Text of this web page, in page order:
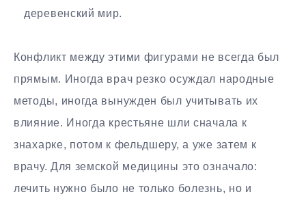
деревенский мир.
Конфликт между этими фигурами не всегда был
прямым. Иногда врач резко осуждал народные
методы, иногда вынужден был учитывать их
влияние. Иногда крестьяне шли сначала к
знахарке, потом к фельдшеру, а уже затем к
врачу. Для земской медицины это означало:
лечить нужно было не только болезнь, но и